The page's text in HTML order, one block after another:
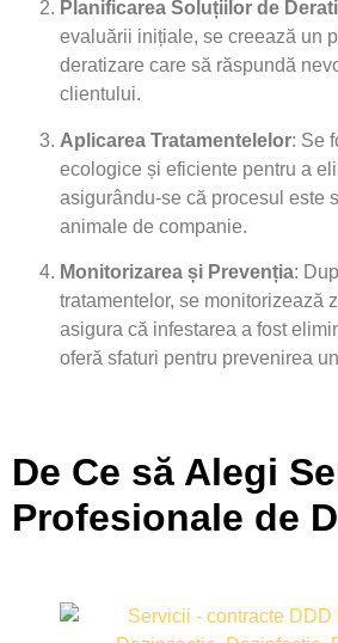
Planificarea Soluțiilor de
evaluării inițiale, se creează un
deratizare care să răspundă
clientului.
Aplicarea Tratamentelelor: Se
ecologice și eficiente pentru a
asigurându-se că procesul este
animale de companie.
Monitorizarea și Prevenția:
tratamentelor, se monitorizează
asigura că infestarea a fost
oferă sfaturi pentru prevenirea
De Ce să Alegi
Profesionale de